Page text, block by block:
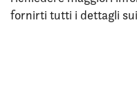
fornirti tutti i dettagli